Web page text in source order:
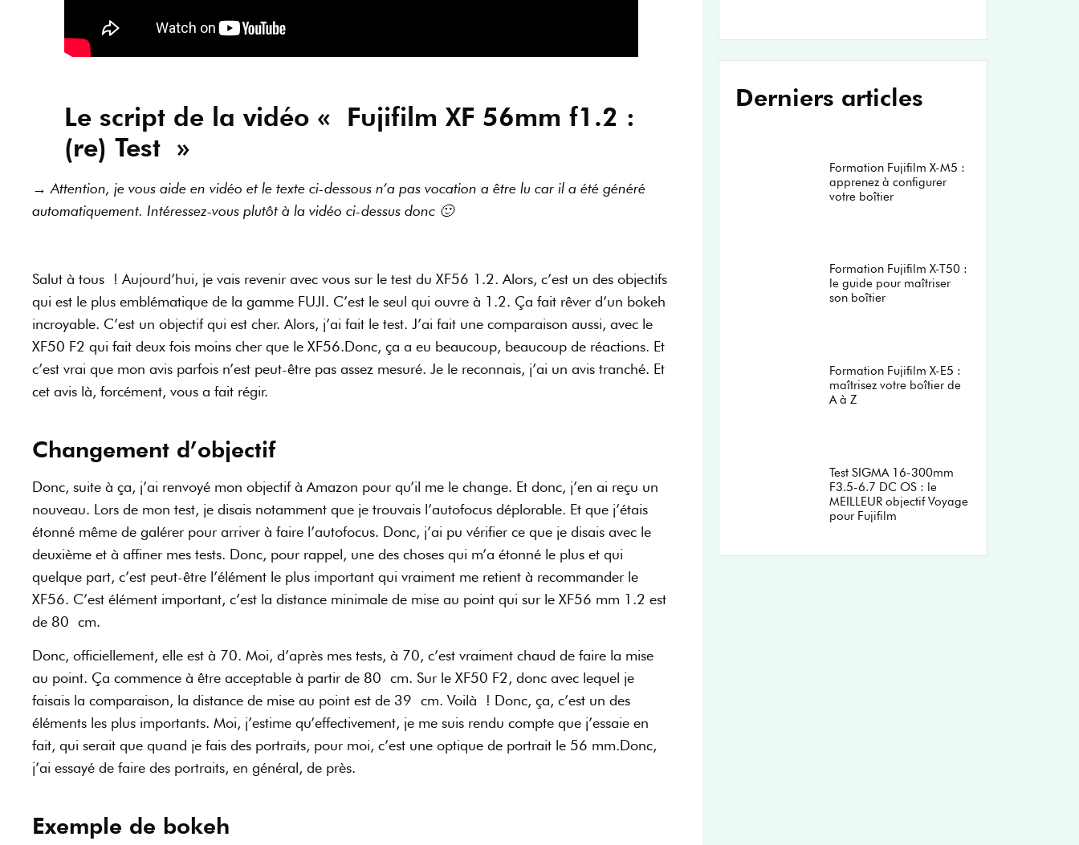
Le script de la vidéo « Fujifilm XF 56mm f1.2 :
(re) Test »
→ Attention, je vous aide en vidéo et le texte ci-dessous n’a pas vocation a être lu car il a été généré
automatiquement. Intéressez-vous plutôt à la vidéo ci-dessus donc 🙂
Salut à tous ! Aujourd’hui, je vais revenir avec vous sur le test du XF56 1.2. Alors, c’est un des objectifs
qui est le plus emblématique de la gamme FUJI. C’est le seul qui ouvre à 1.2. Ça fait rêver d’un bokeh
incroyable. C’est un objectif qui est cher. Alors, j’ai fait le test. J’ai fait une comparaison aussi, avec le
XF50 F2 qui fait deux fois moins cher que le XF56.Donc, ça a eu beaucoup, beaucoup de réactions. Et
c’est vrai que mon avis parfois n’est peut-être pas assez mesuré. Je le reconnais, j’ai un avis tranché. Et
cet avis là, forcément, vous a fait régir.
Changement d’objectif
Donc, suite à ça, j’ai renvoyé mon objectif à Amazon pour qu’il me le change. Et donc, j’en ai reçu un
nouveau. Lors de mon test, je disais notamment que je trouvais l’autofocus déplorable. Et que j’étais
étonné même de galérer pour arriver à faire l’autofocus. Donc, j’ai pu vérifier ce que je disais avec le
deuxième et à affiner mes tests. Donc, pour rappel, une des choses qui m’a étonné le plus et qui
quelque part, c’est peut-être l’élément le plus important qui vraiment me retient à recommander le
XF56. C’est élément important, c’est la distance minimale de mise au point qui sur le XF56 mm 1.2 est
de 80 cm.
Donc, officiellement, elle est à 70. Moi, d’après mes tests, à 70, c’est vraiment chaud de faire la mise
au point. Ça commence à être acceptable à partir de 80 cm. Sur le XF50 F2, donc avec lequel je
faisais la comparaison, la distance de mise au point est de 39 cm. Voilà ! Donc, ça, c’est un des
éléments les plus importants. Moi, j’estime qu’effectivement, je me suis rendu compte que j’essaie en
fait, qui serait que quand je fais des portraits, pour moi, c’est une optique de portrait le 56 mm.Donc,
j’ai essayé de faire des portraits, en général, de près.
Exemple de bokeh
Derniers articles
Formation Fujifilm X-M5 :
apprenez à configurer
votre boîtier
Formation Fujifilm X-T50 :
le guide pour maîtriser
son boîtier
Formation Fujifilm X-E5 :
maîtrisez votre boîtier de
A à Z
Test SIGMA 16-300mm
F3.5-6.7 DC OS : le
MEILLEUR objectif Voyage
pour Fujifilm